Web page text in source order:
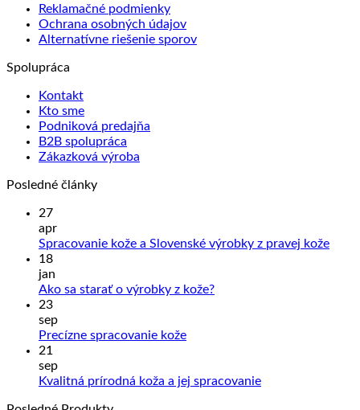
Možnosti
môžete
na
produktu.
Reklamačné podmienky
Ochrana osobných údajov
Alternatívne riešenie sporov
Spolupráca
Kontakt
Kto sme
Podniková predajňa
B2B spolupráca
Zákazková výroba
Posledné články
27
apr
Spracovanie kože a Slovenské výrobky z pravej kože
18
jan
Ako sa starať o výrobky z kože?Žiadne
o
23
sep
Precízne spracovanie kožeŽiadne
Precízne
21
sep
Kvalitná prírodná koža a jej spracovanieŽiadne